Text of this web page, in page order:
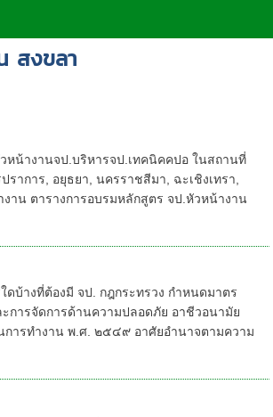
สงขลา
หน้างานจป.บริหารจป.เทคนิคคปอ ในสถานที่
ราการ, อยุธยา, นครราชสีมา, ฉะเชิงเทรา,
าน ตารางการอบรมหลักสูตร จป.หัวหน้างาน
ดบ้างที่ต้องมี จป. กฎกระทรวง กําหนดมาตร
การจัดการด้านความปลอดภัย อาชีวอนามัย
การทํางาน พ.ศ. ๒๕๔๙ อาศัยอํานาจตามความ